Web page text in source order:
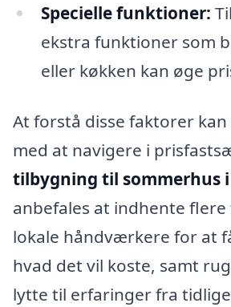
Specielle funktioner:
ekstra funktioner som
eller køkken kan øge
At forstå disse faktorer
med at navigere i
tilbygning til sommerhus
anbefales at indhente
lokale håndværkere for at
hvad det vil koste, samt
lytte til erfaringer fra